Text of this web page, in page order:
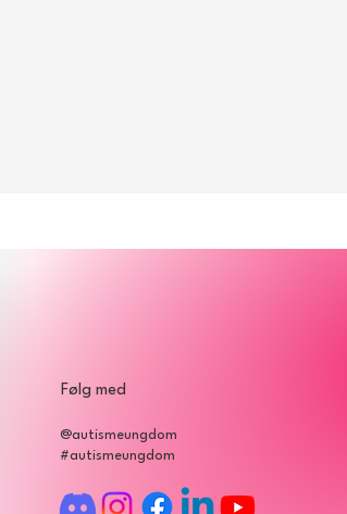
Følg med
@autismeungdom
#autismeungdom